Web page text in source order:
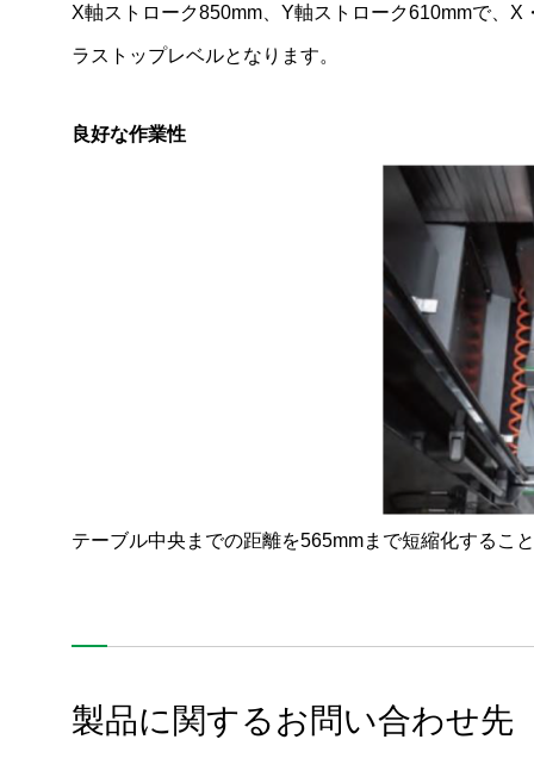
X軸ストローク850mm、Y軸ストローク610mmで、
ラストップレベルとなります。
良好な作業性
テーブル中央までの距離を565mmまで短縮化するこ
製品に関するお問い合わせ先